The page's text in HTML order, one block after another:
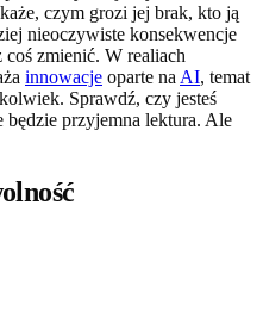
czym grozi jej brak, kto ją
nieoczywiste konsekwencje
zmienić. W realiach
innowacje oparte na AI, temat
Sprawdź, czy jesteś
przyjemna lektura. Ale